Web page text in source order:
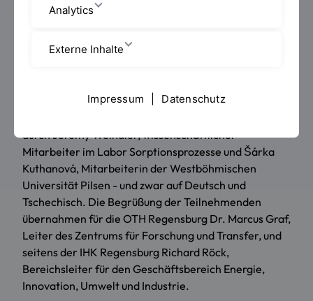
Referenten waren die beiden Professoren Dr.-Ing.
Außerdem wurde das bayerisch-tschechische
Mitteln des EU-Förderprogramms INTERREG
durch Jeremy Weindler, wissenschaftlicher
Mitarbeiter im Labor Sorptionsprozesse und Šárka
Kuthanová, Mitarbeiterin der Westböhmischen
Universität Pilsen - und zwar auf Deutsch und
Tschechisch. Die Begrüßung der Teilnehmenden
übernahmen für die OTH Regensburg Dr. Marcus Graf,
Leiter des Zentrums für Forschung und Transfer, und
seitens der IHK Regensburg Richard Röck,
Bereichsleiter für den Geschäftsbereich Energie,
Innovation, Umwelt und Industrie.
Analytics
Externe Inhalte
Impressum Datenschutz